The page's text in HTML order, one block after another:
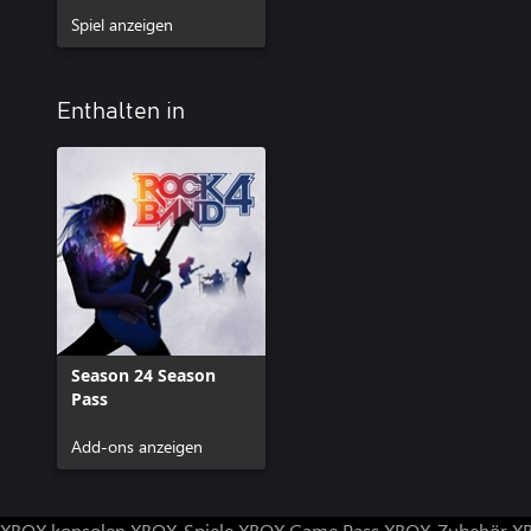
Spiel anzeigen
Enthalten in
Season 24 Season
Pass
Add-ons anzeigen